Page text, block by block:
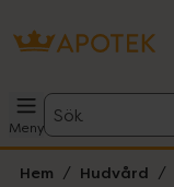
Meny
Sök
Hem Hudvård